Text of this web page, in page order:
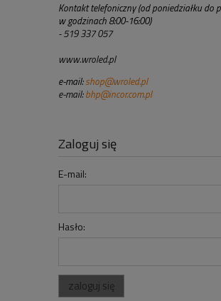
Kontakt telefoniczny (od poniedziałku do
w godzinach 8:00-16:00)
- 519 337 057
www.wroled.pl
e-mail: shop@wroled.pl
e-mail:bhp@incor.com.pl
Zaloguj się
E-mail:
Hasło:
zaloguj się